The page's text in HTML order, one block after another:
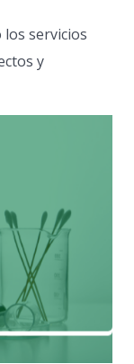
servicios
y